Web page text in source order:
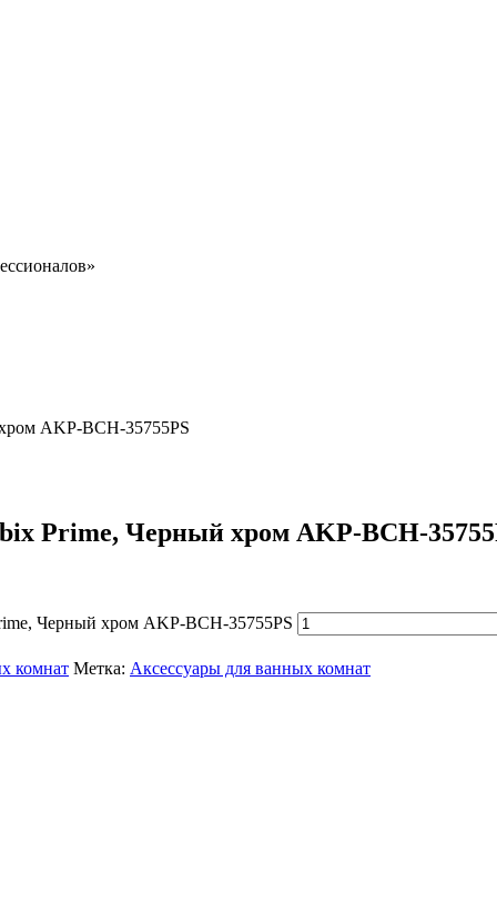
AKP-BCH-35755PS
Prime, Черный хром AKP-BCH-
Черный хром AKP-BCH-35755PS
комнат Метка: Аксессуары для ванных комнат